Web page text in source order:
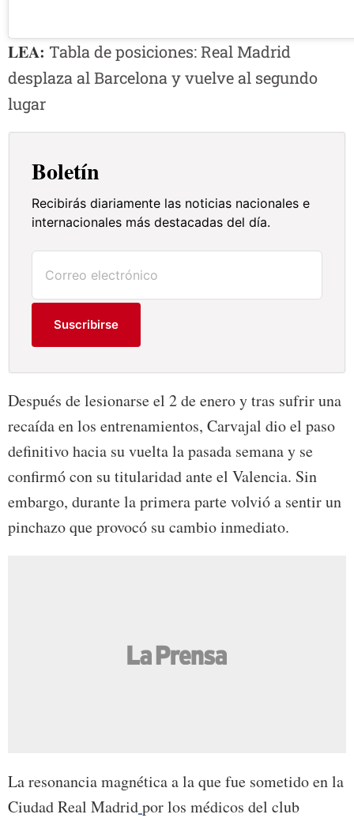
LEA: Tabla de posiciones: Real Madrid
desplaza al Barcelona y vuelve al segundo
lugar
Boletín
Recibirás diariamente las noticias nacionales e
internacionales más destacadas del día.
Suscribirse
Después de lesionarse el 2 de enero y tras sufrir una
recaída en los entrenamientos, Carvajal dio el paso
definitivo hacia su vuelta la pasada semana y se
confirmó con su titularidad ante el Valencia. Sin
embargo, durante la primera parte volvió a sentir un
pinchazo que provocó su cambio inmediato.
La resonancia magnética a la que fue sometido en la
Ciudad Real Madridpor los médicos del club